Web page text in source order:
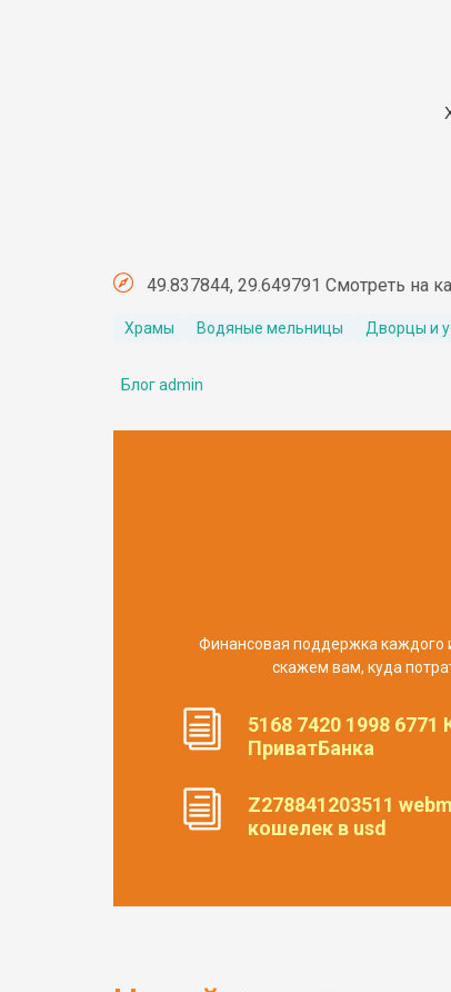
49.837844, 29.649791 Смотреть на
Храмы Водяные мельницы Дворцы и
Блог admin
Финансовая поддержка каждого
скажем вам, куда
5168 7420 1998 6771
ПриватБанка
Z278841203511
кошелек в usd